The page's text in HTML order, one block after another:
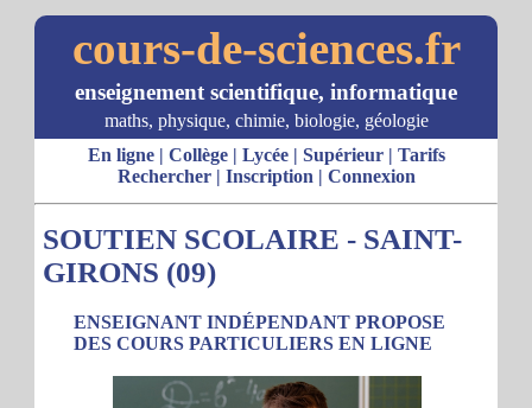
cours-de-sciences.fr
enseignement scientifique, informatique
maths, physique, chimie, biologie, géologie
En ligne| Collège| Lycée| Supérieur| Tarifs
Rechercher| Inscription | Connexion
SOUTIEN SCOLAIRE - SAINT-
GIRONS (09)
ENSEIGNANT INDÉPENDANT PROPOSE
DES COURS PARTICULIERS EN LIGNE